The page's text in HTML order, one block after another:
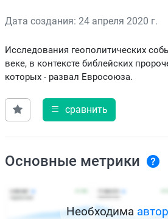
Дата создания: 24 апреля 2020 г.
Исследования геополитических
веке, в контексте библейских
которых - развал Евросоюза.
сравнить
Основные метрики
Необходима